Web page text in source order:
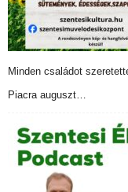
Minden családot
Piacra auguszt…